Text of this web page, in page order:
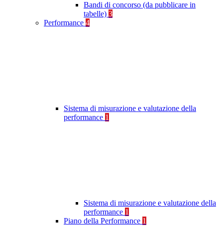
Bandi di concorso (da pubblicare in
tabelle) 3
Performance 4
Sistema di misurazione e valutazione della
performance 1
Sistema di misurazione e valutazione della
performance 1
Piano della Performance 1